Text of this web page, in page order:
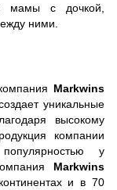
мамы с дочкой,
ними.
Markwins
уникальные
высокому
компании
у
Markwins
и в 70